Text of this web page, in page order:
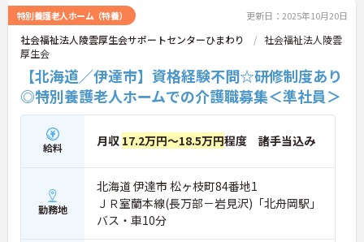
特別養護老人ホーム（特養） 更新日：2025年10月20日
社会福祉法人陵雲厚生会サポートセンターひまわり
社会福祉法人陵雲
厚生会
【北海道／伊達市】資格経験不問☆研修制度あり
◎特別養護老人ホームでの介護職募集＜準社員＞
給料 月収 17.2万円～18.5万円程度 諸手当込み
勤務地
北海道 伊達市 松ヶ枝町84番地1
ＪＲ室蘭本線(長万部－岩見沢)「北舟岡駅」
バス・車10分